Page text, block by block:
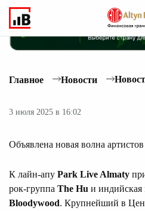
Главное Новости
3 июля 2025 в 16:02
Объявлена новая волна
К лайн-апу Park Live Almaty
рок-группа The Hu и индийская
Bloodywood. Крупнейший в